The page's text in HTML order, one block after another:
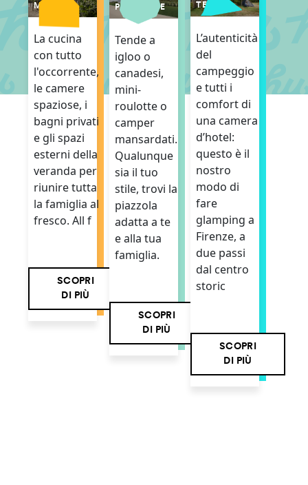
MOBILI
La cucina
con tutto
l'occorrente,
le camere
spaziose, i
bagni privati
e gli spazi
esterni della
veranda per
riunire tutta
la famiglia al
fresco. All f
SCOPRI
DI PIÙ
PIAZZOLE
Tende a
igloo o
canadesi,
mini-
roulotte o
camper
mansardati.
Qualunque
sia il tuo
stile, trovi la
piazzola
adatta a te
e alla tua
famiglia.
SCOPRI
DI PIÙ
TENDE
L’autenticità
del
campeggio
e tutti i
comfort di
una camera
d’hotel:
questo è il
nostro
modo di
fare
glamping a
Firenze, a
due passi
dal centro
storic
SCOPRI
DI PIÙ